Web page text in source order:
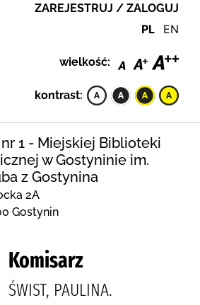
ZAREJESTRUJ / ZALOGUJ
PL EN
wielkość:
kontrast:
1 - Miejskiej Biblioteki
w Gostyninie im.
z Gostynina
2A
Gostynin
Komisarz
ŚWIST, PAULINA.